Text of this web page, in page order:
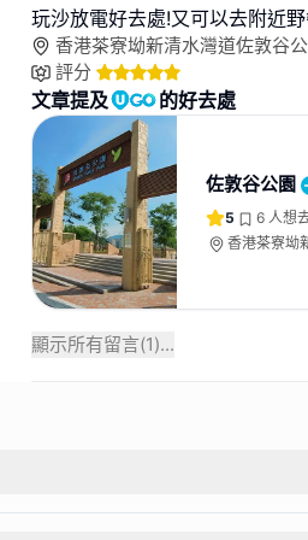
玩沙放電好去處!又可以去附近
香港茶寮坳新清水灣道佐敦谷
評分
文章提及 的好去處
佐敦谷公園
5 6 人想
香港茶寮坳
顯示所有留言(1)...